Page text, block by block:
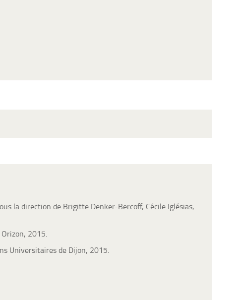
la direction de Brigitte Denker-Bercoff, Cécile Iglésias,
2015.
Universitaires de Dijon, 2015.